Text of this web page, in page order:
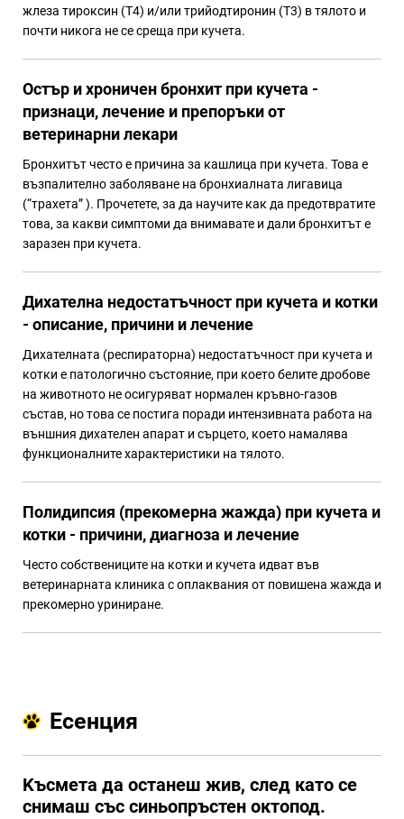
жлеза тироксин (Т4) и/или трийодтиронин (Т3) в тялото и
почти никога не се среща при кучета.
Остър и хроничен бронхит при кучета -
признаци, лечение и препоръки от
ветеринарни лекари
Бронхитът често е причина за кашлица при кучета. Това е
възпалително заболяване на бронхиалната лигавица
(“трахета” ). Прочетете, за да научите как да предотвратите
това, за какви симптоми да внимавате и дали бронхитът е
заразен при кучета.
Дихателна недостатъчност при кучета и котки
- описание, причини и лечение
Дихателната (респираторна) недостатъчност при кучета и
котки е патологично състояние, при което белите дробове
на животното не осигуряват нормален кръвно-газов
състав, но това се постига поради интензивната работа на
външния дихателен апарат и сърцето, което намалява
функционалните характеристики на тялото.
Полидипсия (прекомерна жажда) при кучета и
котки - причини, диагноза и лечение
Често собствениците на котки и кучета идват във
ветеринарната клиника с оплаквания от повишена жажда и
прекомерно уриниране.
Есенция
Kъсмета да останеш жив, след като се
снимаш със синьопръстен октопод.